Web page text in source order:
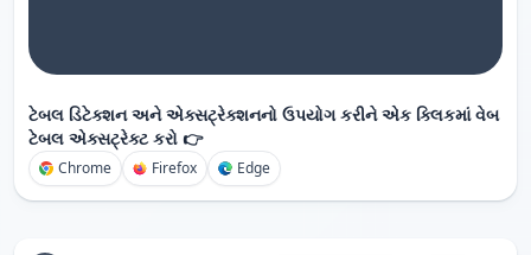
ટેબલ ડિટેક્શન અને એક્સટ્રેક્શનનો ઉપયોગ કરીને એક ક્લિકમાં વેબ
ટેબલ એક્સટ્રેક્ટ કરો 👉
Chrome Firefox Edge